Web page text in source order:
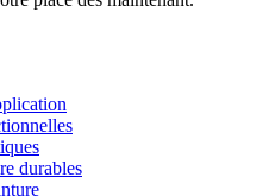
durables